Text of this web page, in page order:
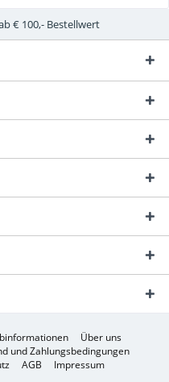
€ 100,- Bestellwert
Über uns
und Zahlungsbedingungen
AGB Impressum